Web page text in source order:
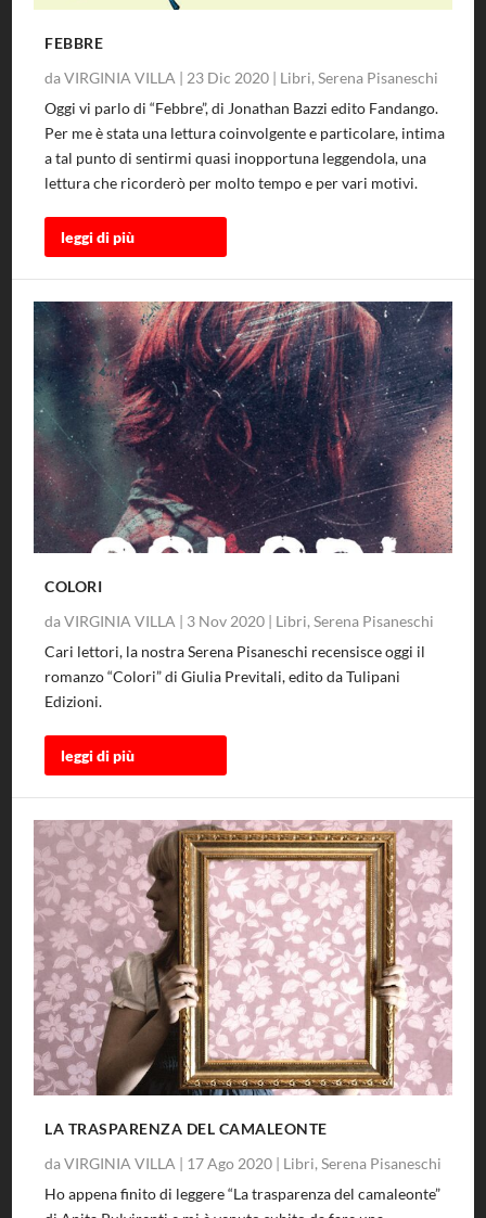
FEBBRE
daVIRGINIA VILLA |23 Dic 2020 | Libri,Serena Pisaneschi
Oggi vi parlo di “Febbre”, di Jonathan Bazzi edito Fandango.
Per me è stata una lettura coinvolgente e particolare, intima
a tal punto di sentirmi quasi inopportuna leggendola, una
lettura che ricorderò per molto tempo e per vari motivi.
leggi di più
COLORI
daVIRGINIA VILLA | 3 Nov 2020 | Libri,Serena Pisaneschi
Cari lettori, la nostra Serena Pisaneschi recensisce oggi il
romanzo “Colori” di Giulia Previtali, edito da Tulipani
Edizioni.
leggi di più
LA TRASPARENZA DEL CAMALEONTE
daVIRGINIA VILLA | 17 Ago 2020 | Libri,Serena Pisaneschi
Ho appena finito di leggere “La trasparenza del camaleonte”